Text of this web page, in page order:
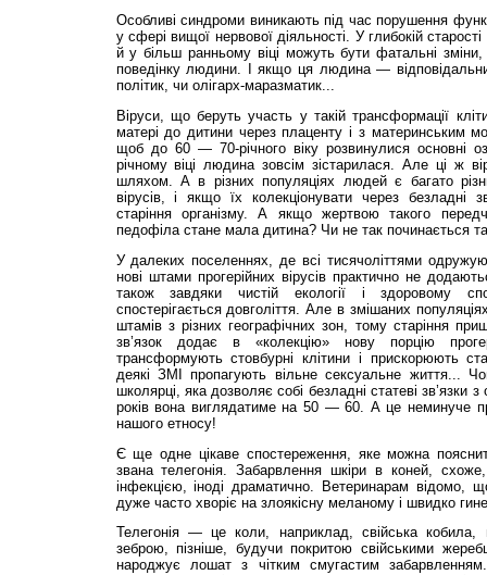
Особливі синдроми виникають під час порушення
у сфері вищої нервової діяльності. У глибокій
й у більш ранньому віці можуть бути фатальні зміни,
поведінку людини. І якщо ця людина —
політик, чи олігарх-маразматик...
Віруси, що беруть участь у такій трансформації
матері до дитини через плаценту і з материнським
щоб до 60 — 70-річного віку розвинулися основні
річному віці людина зовсім зістарилася. Але ці ж
шляхом. А в різних популяціях людей є багато
вірусів, і якщо їх колекціонувати через безладні
старіння організму. А якщо жертвою такого
педофіла стане мала дитина? Чи не так починається
У далеких поселеннях, де всі тисячоліттями
нові штами прогерійних вірусів практично не
також завдяки чистій екології і здоровому
спостерігається довголіття. Але в змішаних
штамів з різних географічних зон, тому старіння
зв’язок додає в «колекцію» нову порцію
трансформують стовбурні клітини і прискорюють
деякі ЗМІ пропагують вільне сексуальне життя...
школярці, яка дозволяє собі безладні статеві зв’язки
років вона виглядатиме на 50 — 60. А це неминуче
нашого етносу!
Є ще одне цікаве спостереження, яке можна
звана телегонія. Забарвлення шкіри в коней,
інфекцією, іноді драматично. Ветеринарам відомо,
дуже часто хворіє на злоякісну меланому і швидко
Телегонія — це коли, наприклад, свійська
зеброю, пізніше, будучи покритою свійськими
народжує лошат з чітким смугастим